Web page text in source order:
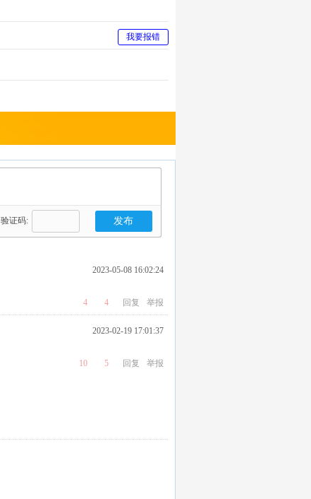
我要报错
验证码:
2023-05-08 16:02:24
4
4 回复 举报
2023-02-19 17:01:37
10
5 回复 举报